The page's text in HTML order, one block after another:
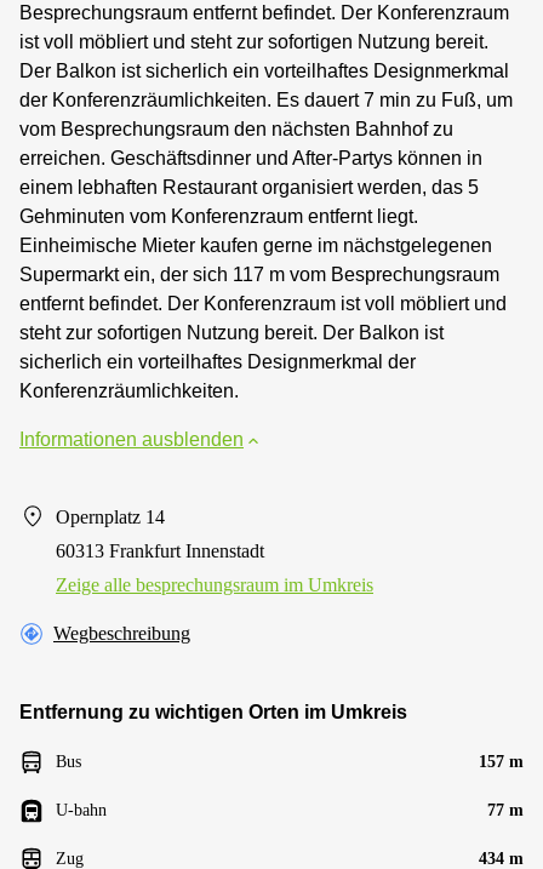
Besprechungsraum entfernt befindet. Der Konferenzraum
ist voll möbliert und steht zur sofortigen Nutzung bereit.
Der Balkon ist sicherlich ein vorteilhaftes Designmerkmal
der Konferenzräumlichkeiten. Es dauert 7 min zu Fuß, um
vom Besprechungsraum den nächsten Bahnhof zu
erreichen. Geschäftsdinner und After-Partys können in
einem lebhaften Restaurant organisiert werden, das 5
Gehminuten vom Konferenzraum entfernt liegt.
Einheimische Mieter kaufen gerne im nächstgelegenen
Supermarkt ein, der sich 117 m vom Besprechungsraum
entfernt befindet. Der Konferenzraum ist voll möbliert und
steht zur sofortigen Nutzung bereit. Der Balkon ist
sicherlich ein vorteilhaftes Designmerkmal der
Konferenzräumlichkeiten.
Informationen ausblenden
Opernplatz 14
60313 Frankfurt Innenstadt
Zeige alle besprechungsraum im Umkreis
Wegbeschreibung
Entfernung zu wichtigen Orten im Umkreis
Bus 157 m
U-bahn 77 m
Zug 434 m